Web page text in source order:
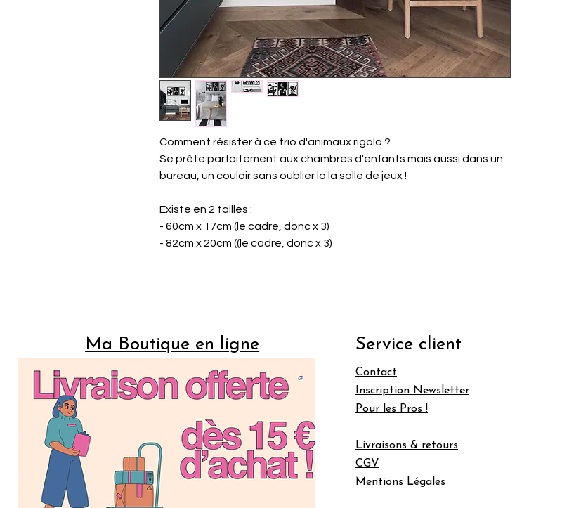
Comment résister à ce trio d'animaux rigolo ?
Se prête parfaitement aux chambres d'enfants mais aussi dans un
bureau, un couloir sans oublier la la salle de jeux !
Existe en 2 tailles :
- 60cm x 17cm (le cadre, donc x 3)
- 82cm x 20cm ((le cadre, donc x 3)
Ma Boutique en ligne Service client
Contact
Inscription Newsletter
Pour les Pros !
Livraisons & retours
CGV
Mentions Légales